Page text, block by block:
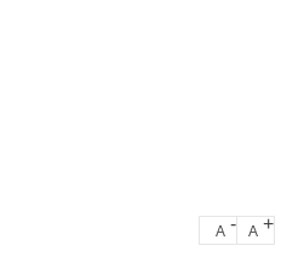
A - A +